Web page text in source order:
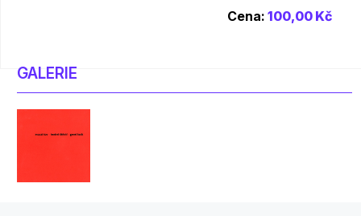
Cena: 100,00 Kč
GALERIE